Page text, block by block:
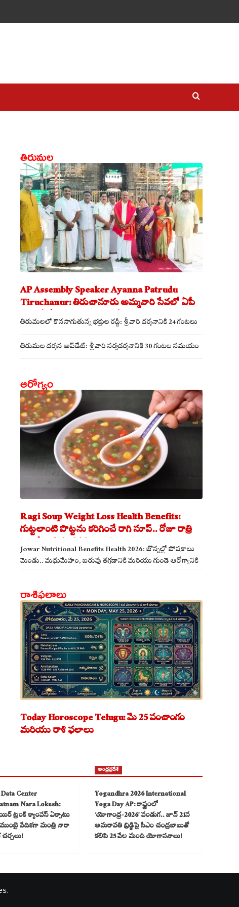
తిరుమల
AP Assembly Speaker Ayanna Patrudu
Tiruchanur: తిరుచానూరు అమ్మవారి సేవలో ఏపీ
అసెంబ్లీ స్పీకర్.. కుటుంబ సమేతంగా దర్శించుకున్న
అయ్యన్నపాత్రుడు!
తిరుమలలో కొనసాగుతున్న భక్తుల రద్దీ: శ్రీవారి దర్శనానికి 24 గంటలు
తిరుమల దర్శన అప్‌డేట్: శ్రీవారి సర్వదర్శనానికి 30 గంటల సమయం
ఆరోగ్యం
Ragi Soup Weight Loss Health Benefits:
గుట్టలాంటి పొట్టను కరిగించే రాగి సూప్.. రోజూ రాత్రి
తాగితే బరువు తగ్గడం ఖాయం!
Jowar Nutritional Benefits Health 2026: జొన్నల్లో పోషకాలు
మెండు.. మధుమేహం, బరువు తగ్గడానికి మరియు గుండె ఆరోగ్యానికి
రాశిఫలాలు
Today Horoscope Telugu: మే 25 పంచాంగం
మరియు రాశి ఫలాలు
Center
Nara Lokesh:
ట్రంక్ క్యాంపస్ ఏర్పాటు
వేదికగా మంత్రి నారా
ఆంధ్రప్రదేశ్
Yogandhra 2026 International
Yoga Day AP: రాష్ట్రంలో
‘యోగాంధ్ర-2026’ పండుగ.. జూన్ 21న
అమరావతి బ్రిడ్జిపై సీఎం చంద్రబాబుతో
కలిసి 25 వేల మంది యోగాసనాలు!